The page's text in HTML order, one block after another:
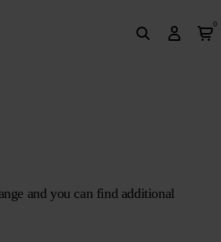
0
and you can find additional